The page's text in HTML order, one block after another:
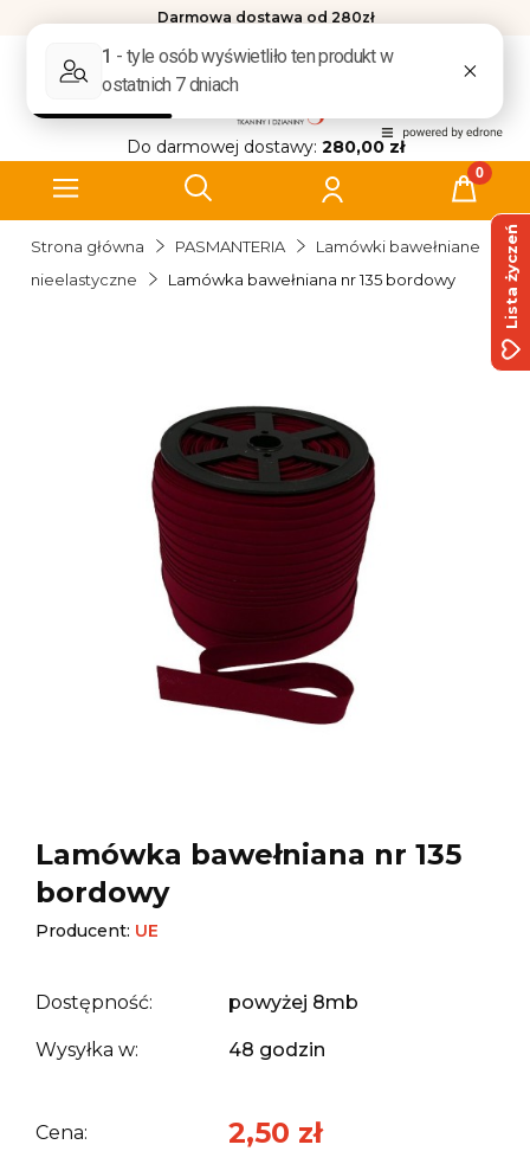
Darmowa dostawa od 280zł
Do darmowej dostawy: 280,00 zł
Strona główna PASMANTERIA
Lamówki bawełniane
nieelastyczne
Lamówka bawełniana nr 135 bordowy
Lamówka bawełniana nr 135
bordowy
Producent: UE
Dostępność: powyżej 8mb
Wysyłka w: 48 godzin
Cena: 2,50 zł
Lista życzeń